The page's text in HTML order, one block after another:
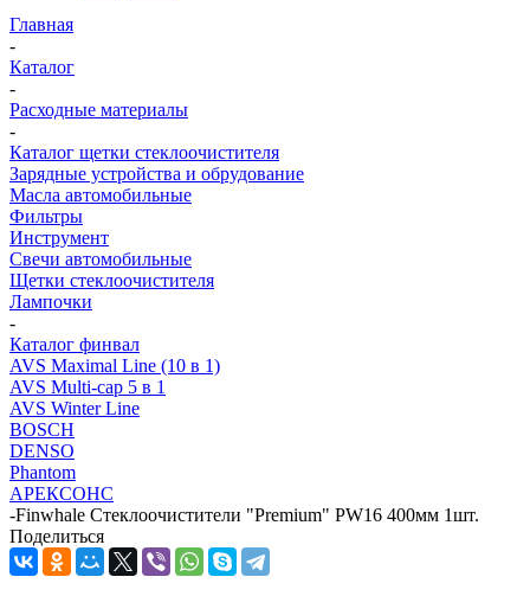
Главная
-
Каталог
-
Расходные материалы
-
Каталог щетки стеклоочистителя
Зарядные устройства и обрудование
Масла автомобильные
Фильтры
Инструмент
Свечи автомобильные
Щетки стеклоочистителя
Лампочки
-
Каталог финвал
AVS Maximal Line (10 в 1)
AVS Multi-cap 5 в 1
AVS Winter Line
BOSCH
DENSO
Phantom
АРЕКСОНС
-Finwhale Стеклоочистители "Premium" PW16 400мм 1шт.
Поделиться